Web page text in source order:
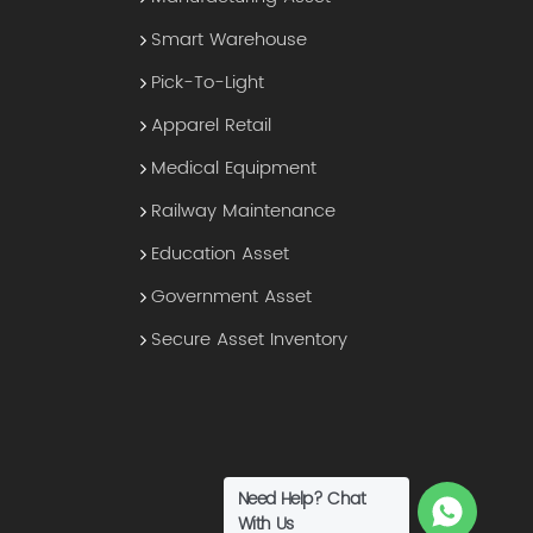
Smart Warehouse
Pick-To-Light
Apparel Retail
Medical Equipment
Railway Maintenance
Education Asset
Government Asset
Secure Asset Inventory
Need Help? Chat
With Us